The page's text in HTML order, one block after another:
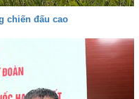
chiến đấu cao